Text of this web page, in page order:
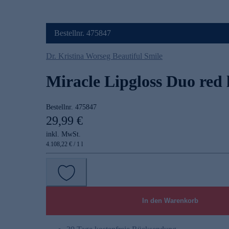
Bestellnr. 475847
Dr. Kristina Worseg Beautiful Smile
Miracle Lipgloss Duo red
Bestellnr. 475847
29,99 €
inkl. MwSt.
4.108,22 € / 1 l
In den Warenkorb